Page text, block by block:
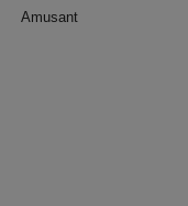
Amusant